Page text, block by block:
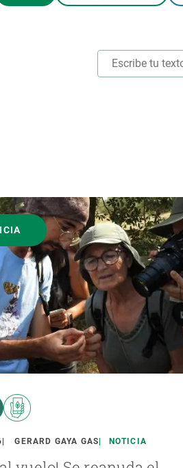
FORMATO
GERARD GAYA GAS NOTICIA
de los ecosistemas
de la Tierra